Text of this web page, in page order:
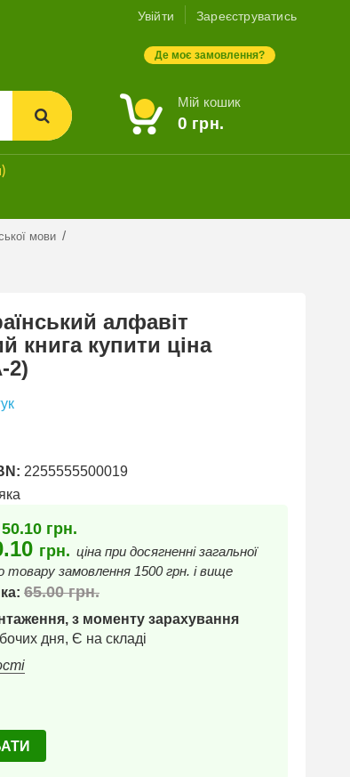
Увійти Зареєструватись
Де моє замовлення?
Мій кошик
0 грн.
мови /
алфавіт
книга купити ціна
2)
2255555500019
50.10 грн.
грн. ціна при досягненні загальної
товару замовлення 1500 грн. і вище
65.00грн.
з моменту зарахування
дня, Є на складі